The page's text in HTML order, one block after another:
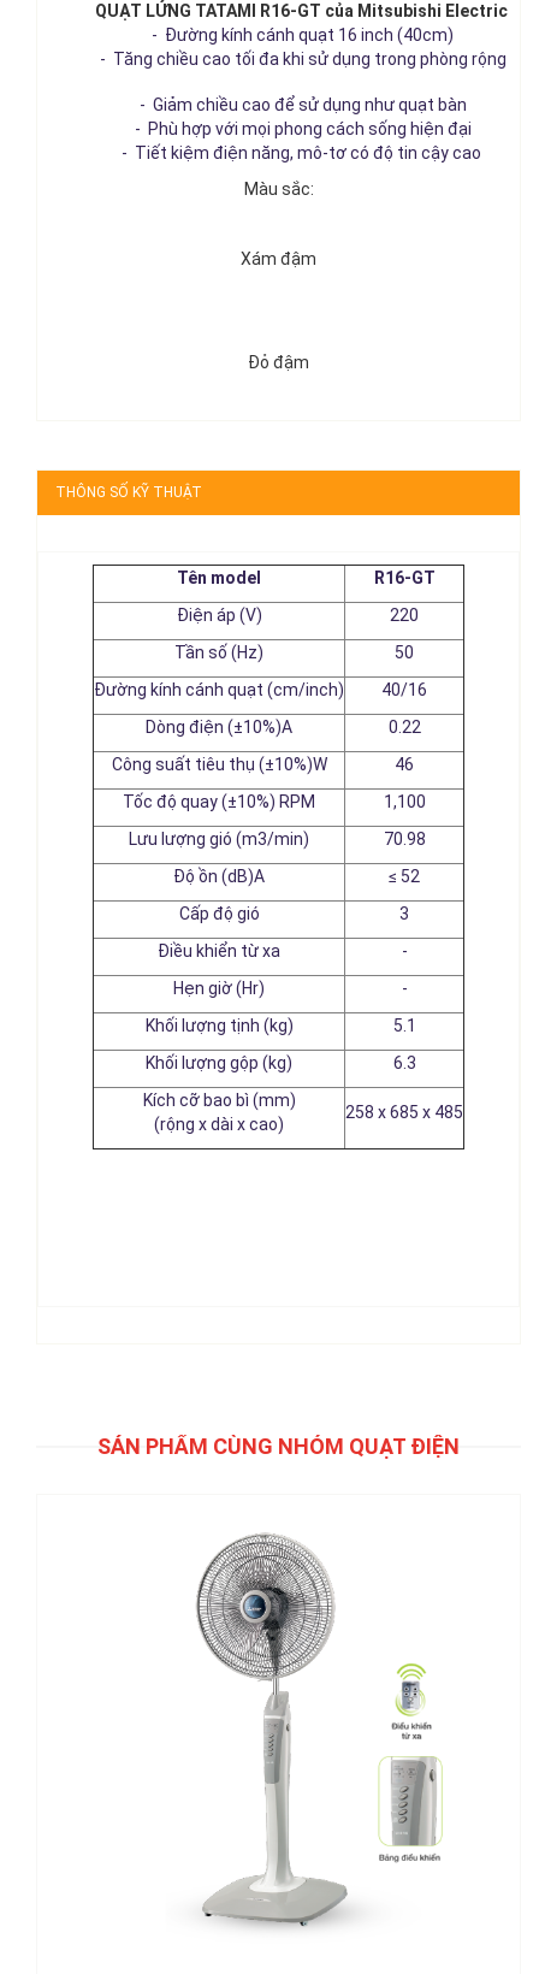
QUẠT LỬNG TATAMI R16-GT của Mitsubishi Electric
- Đường kính cánh quạt 16 inch (40cm)
- Tăng chiều cao tối đa khi sử dụng trong phòng rộng
- Giảm chiều cao để sử dụng như quạt bàn
- Phù hợp với mọi phong cách sống hiện đại
- Tiết kiệm điện năng, mô-tơ có độ tin cậy cao
Màu sắc:
Xám đậm
Đỏ đậm
THÔNG SỐ KỸ THUẬT
Tên model
R16-GT
Điện áp (V)
220
Tần số (Hz)
50
Đường kính cánh quạt (cm/inch)
40/16
Dòng điện (±10%)A
0.22
Công suất tiêu thụ (±10%)W
46
Tốc độ quay (±10%) RPM
1,100
Lưu lượng gió (m3/min)
70.98
Độ ồn (dB)A
≤ 52
Cấp độ gió
3
Điều khiển từ xa
-
Hẹn giờ (Hr)
-
Khối lượng tịnh (kg)
5.1
Khối lượng gộp (kg)
6.3
Kích cỡ bao bì (mm)
(rộng x dài x cao)
258 x 685 x 485
SẢN PHẨM CÙNG NHÓM QUẠT ĐIỆN